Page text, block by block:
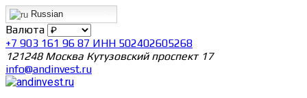
Russian
Валюта
+7 903 161 96 87 ИНН 502402605268
121248 Москва Кутузовский проспект 17
info@andinvest.ru